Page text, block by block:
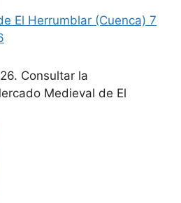
El Herrumblar (Cuenca) 7
Consultar la
Medieval de El